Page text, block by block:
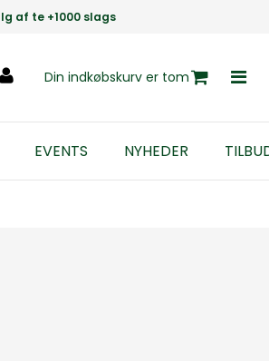
af te +1000 slags
Din indkøbskurv er tom
EVENTS NYHEDER